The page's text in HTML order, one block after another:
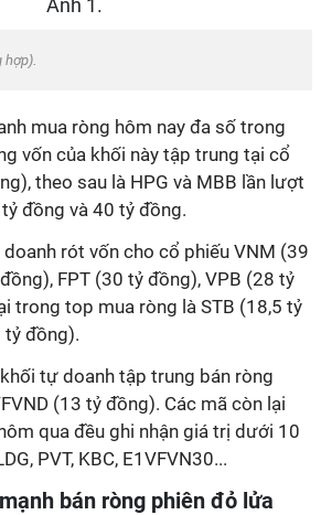
hợp).
mua ròng hôm nay đa số trong
vốn của khối này tập trung tại cổ
theo sau là HPG và MBB lần lượt
đồng và 40 tỷ đồng.
rót vốn cho cổ phiếu VNM (39
FPT (30 tỷ đồng), VPB (28 tỷ
trong top mua ròng là STB (18,5 tỷ
tỷ đồng).
tự doanh tập trung bán ròng
(13 tỷ đồng). Các mã còn lại
qua đều ghi nhận giá trị dưới 10
PVT, KBC, E1VFVN30...
bán ròng phiên đỏ lửa